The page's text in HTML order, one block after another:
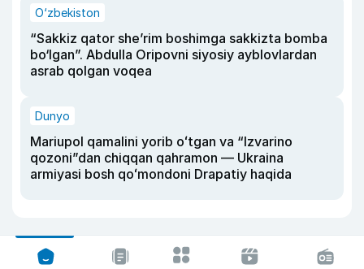
O‘zbekiston
“Sakkiz qator she’rim boshimga sakkizta bomba
bo‘lgan”. Abdulla Oripovni siyosiy ayblovlardan
asrab qolgan voqea
Dunyo
Mariupol qamalini yorib oʻtgan va “Izvarino
qozoni”dan chiqqan qahramon — Ukraina
armiyasi bosh qoʻmondoni Drapatiy haqida